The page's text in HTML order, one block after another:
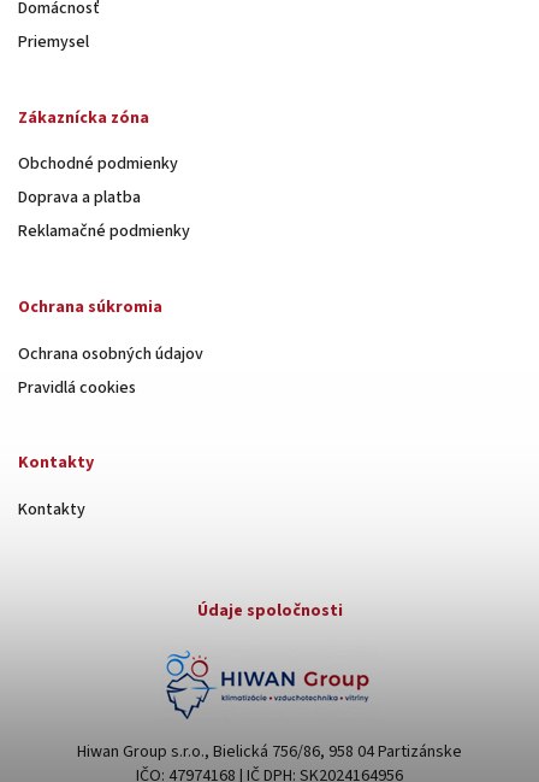
Domácnosť
Priemysel
Zákaznícka zóna
Obchodné podmienky
Doprava a platba
Reklamačné podmienky
Ochrana súkromia
Ochrana osobných údajov
Pravidlá cookies
Kontakty
Kontakty
Údaje spoločnosti
Hiwan Group s.r.o., Bielická 756/86, 958 04 Partizánske
IČO: 47974168 | IČ DPH: SK2024164956